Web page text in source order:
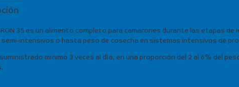
35 es un alimento completo para camarones durante las etapas
intensivos o hasta peso de cosecha en sistemas intensivos de
mínimo 3 veces al día, en una proporción del 2 al 6% del